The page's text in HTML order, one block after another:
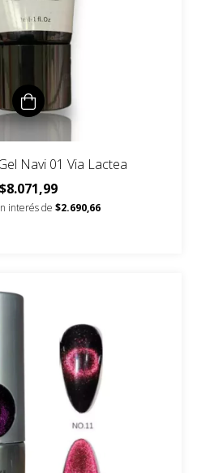
Navi 01 Via Lactea
$8.071,99
interés de $2.690,66